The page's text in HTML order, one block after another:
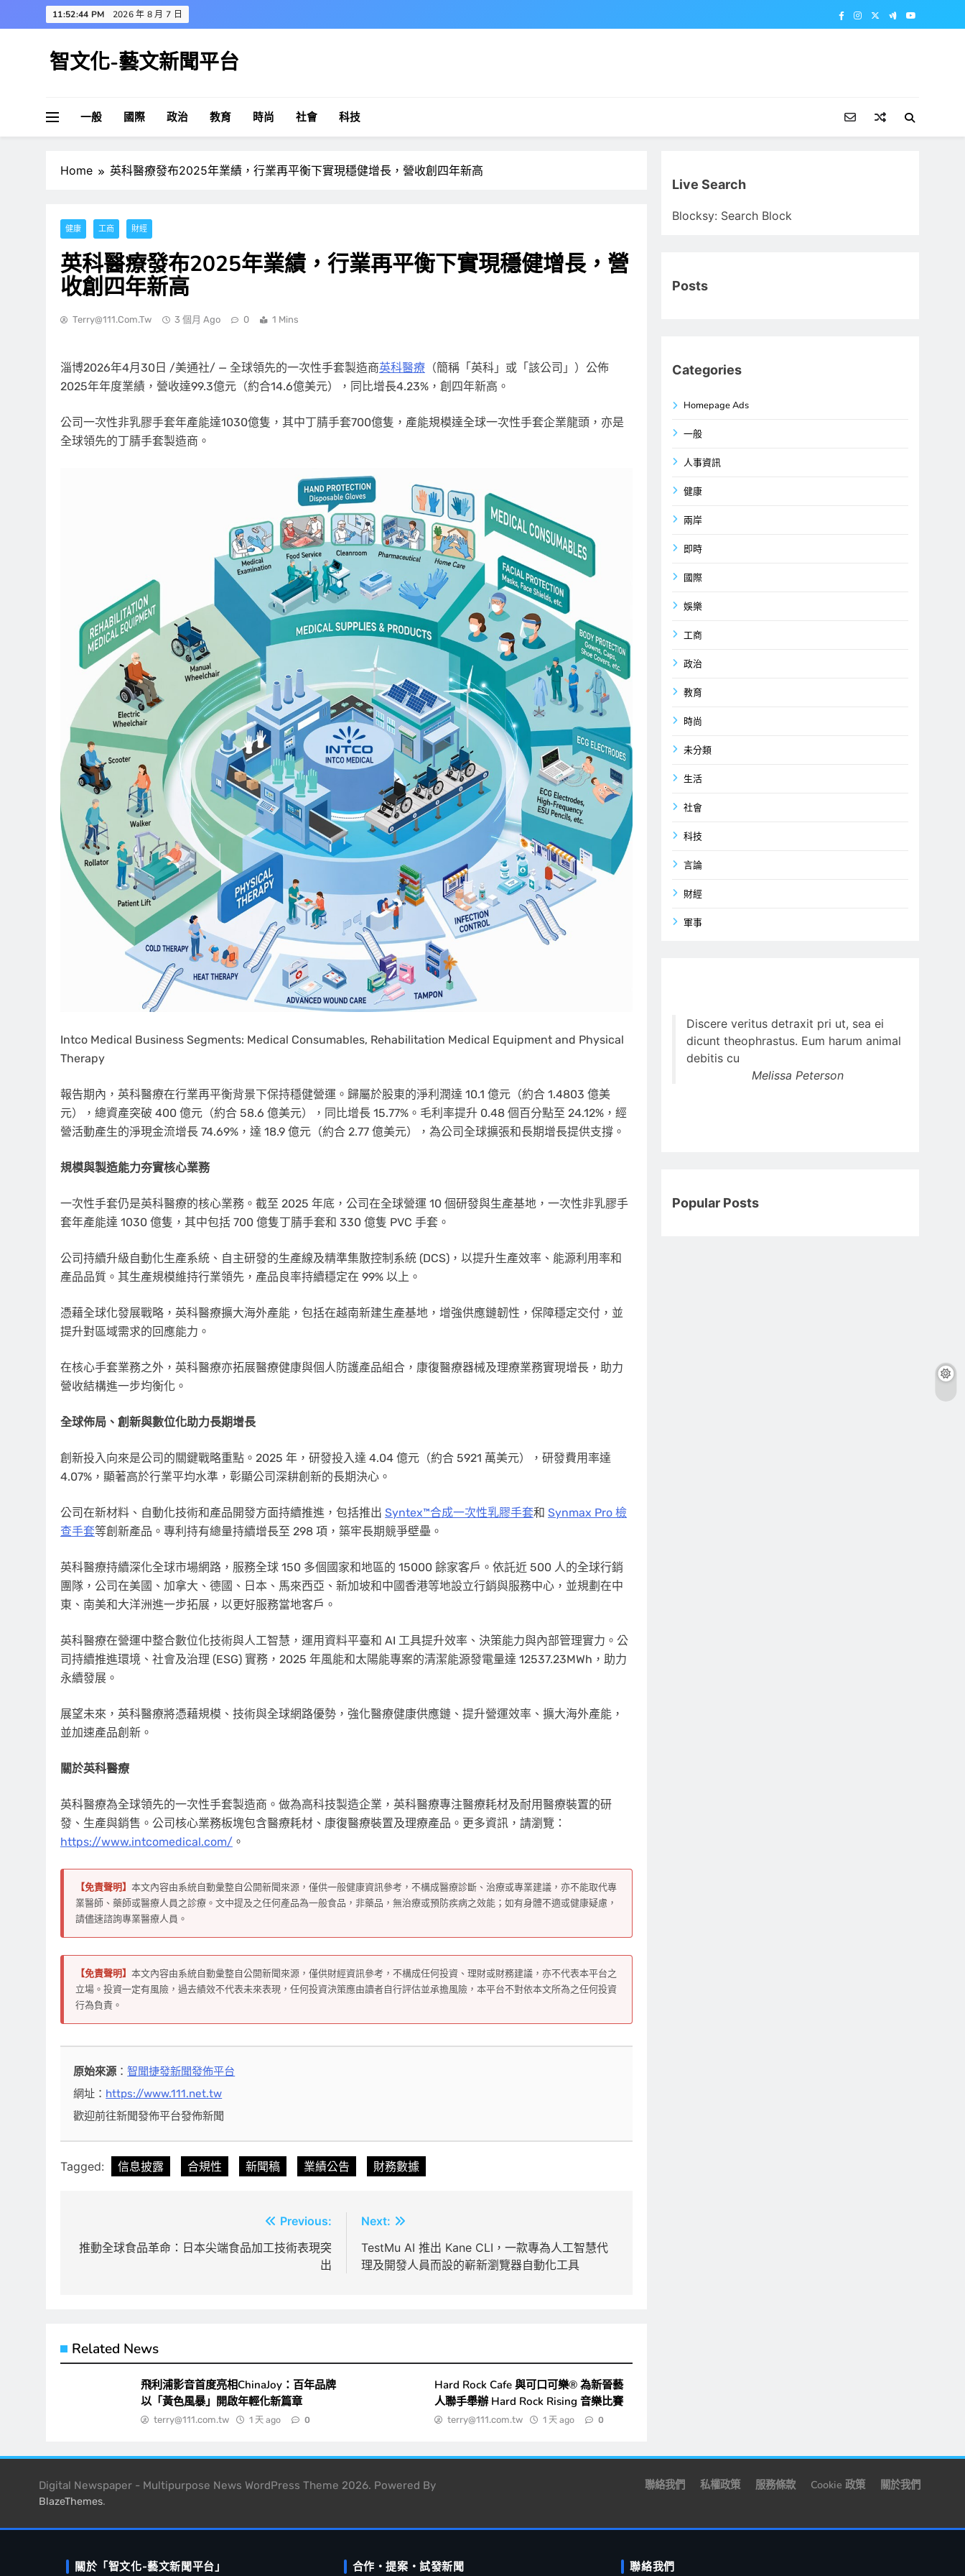
to
11:52:45 PM 2026 年 8 月 7 日
智文化-藝文新聞平台
一般 國際 政治 教育 時尚 社會 科技
Home 英科醫療發布2025年業績，行業再平衡下實現穩健增長，營收創四年新高
健康 工商 財經
英科醫療發布2025年業績，行業再平衡下實現穩健增長，營
收創四年新高
Terry@111.com.tw 3 個月 Ago 0 1 Mins
淄博2026年4月30日 /美通社/ — 全球領先的一次性手套製造商英科醫療 （簡稱「英科」或「該公司」）公佈
2025年年度業績，營收達99.3億元（約合14.6億美元），同比增長4.23%，創四年新高。
公司一次性非乳膠手套年產能達1030億隻，其中丁腈手套700億隻，產能規模達全球一次性手套企業龍頭，亦是
全球領先的丁腈手套製造商。
Intco Medical Business Segments: Medical Consumables, Rehabilitation Medical Equipment and Physical
Therapy
報告期內，英科醫療在行業再平衡背景下保持穩健營運。歸屬於股東的淨利潤達 10.1 億元（約合 1.4803 億美
元），總資產突破 400 億元（約合 58.6 億美元），同比增長 15.77%。毛利率提升 0.48 個百分點至 24.12%，經
營活動產生的淨現金流增長 74.69%，達 18.9 億元（約合 2.77 億美元），為公司全球擴張和長期增長提供支撐。
規模與製造能力夯實核心業務
一次性手套仍是英科醫療的核心業務。截至 2025 年底，公司在全球營運 10 個研發與生產基地，一次性非乳膠手
套年產能達 1030 億隻，其中包括 700 億隻丁腈手套和 330 億隻 PVC 手套。
公司持續升級自動化生產系統、自主研發的生產線及精準集散控制系統 (DCS)，以提升生產效率、能源利用率和
產品品質。其生產規模維持行業領先，產品良率持續穩定在 99% 以上。
憑藉全球化發展戰略，英科醫療擴大海外產能，包括在越南新建生產基地，增強供應鏈韌性，保障穩定交付，並
提升對區域需求的回應能力。
在核心手套業務之外，英科醫療亦拓展醫療健康與個人防護產品組合，康復醫療器械及理療業務實現增長，助力
營收結構進一步均衡化。
全球佈局、創新與數位化助力長期增長
創新投入向來是公司的關鍵戰略重點。2025 年，研發投入達 4.04 億元（約合 5921 萬美元），研發費用率達
4.07%，顯著高於行業平均水準，彰顯公司深耕創新的長期決心。
公司在新材料、自動化技術和產品開發方面持續推進，包括推出 Syntex™合成一次性乳膠手套和 Synmax Pro 檢
查手套等創新產品。專利持有總量持續增長至 298 項，築牢長期競爭壁壘。
英科醫療持續深化全球市場網路，服務全球 150 多個國家和地區的 15000 餘家客戶。依託近 500 人的全球行銷
團隊，公司在美國、加拿大、德國、日本、馬來西亞、新加坡和中國香港等地設立行銷與服務中心，並規劃在中
東、南美和大洋洲進一步拓展，以更好服務當地客戶。
英科醫療在營運中整合數位化技術與人工智慧，運用資料平臺和 AI 工具提升效率、決策能力與內部管理實力。公
司持續推進環境、社會及治理 (ESG) 實務，2025 年風能和太陽能專案的清潔能源發電量達 12537.23MWh，助力
永續發展。
展望未來，英科醫療將憑藉規模、技術與全球網路優勢，強化醫療健康供應鏈、提升營運效率、擴大海外產能，
並加速產品創新。
關於英科醫療
英科醫療為全球領先的一次性手套製造商。做為高科技製造企業，英科醫療專注醫療耗材及耐用醫療裝置的研
發、生產與銷售。公司核心業務板塊包含醫療耗材、康復醫療裝置及理療產品。更多資訊，請瀏覽：
https://www.intcomedical.com/ 。
【免責聲明】 本文內容由系統自動彙整自公開新聞來源，僅供一般健康資訊參考，不構成醫療診斷、治療或專業建議，亦不能取代專
業醫師、藥師或醫療人員之診療。文中提及之任何產品為一般食品，非藥品，無治療或預防疾病之效能；如有身體不適或健康疑慮，
請儘速諮詢專業醫療人員。
【免責聲明】 本文內容由系統自動彙整自公開新聞來源，僅供財經資訊參考，不構成任何投資、理財或財務建議，亦不代表本平台之
立場。投資一定有風險，過去績效不代表未來表現，任何投資決策應由讀者自行評估並承擔風險，本平台不對依本文所為之任何投資
行為負責。
原始來源 ：智聞捷發新聞發佈平台
網址： https://www.111.net.tw
歡迎前往新聞發佈平台發佈新聞
Tagged: 信息披露 合規性 新聞稿 業績公告 財務數據
章
Previous:
推動全球食品革命：日本尖端食品加工技術表現突
出
Next:
TestMu AI 推出 Kane CLI，一款專為人工智慧代
理及開發人員而設的嶄新瀏覽器自動化工具
Related News
飛利浦影音首度亮相ChinaJoy：百年品牌
以「黃色風暴」開啟年輕化新篇章
terry@111.com.tw 1 天 ago 0
Hard Rock Cafe 與可口可樂® 為新晉藝
人聯手舉辦 Hard Rock Rising 音樂比賽
terry@111.com.tw 1 天 ago 0
Live Search
Blocksy: Search Block
Posts
Categories
Homepage Ads
一般
人事資訊
健康
兩岸
即時
國際
娛樂
工商
政治
教育
時尚
未分類
生活
社會
科技
言論
財經
軍事
Discere veritus detraxit pri ut, sea ei
dicunt theophrastus. Eum harum animal
debitis cu
Melissa Peterson
Popular Posts
Digital Newspaper - Multipurpose News WordPress Theme 2026. Powered By
BlazeThemes.
聯絡我們 私權政策 服務條款 Cookie 政策 關於我們
關於「智文化-藝文新聞平台」 合作・提案・試發新聞 聯絡我們